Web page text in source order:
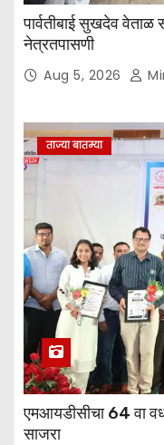
पार्वतीबाई सुखदेव वेताळ
नेत्रतपासणी
Aug 5, 2026
ताज्या बातम्या
एमआयडीसीचा 64 वा
साजरा